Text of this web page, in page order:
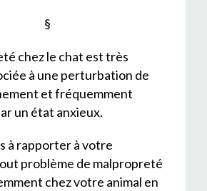
§
chez le chat est très
à une perturbation de
et fréquemment
un état anxieux.
à rapporter à votre
problème de malpropreté
chez votre animal en